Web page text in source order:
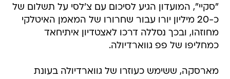
"סקיי", המועדון הגיע לסיכום עם צ'לסי על תשלום של
כ-20 מיליון יורו עבור שחרורו של המאמן האיטלקי
מחוזהו, ובכך נסללה דרכו לאצטדיון איתיחאד
כמחליפו של פפ גווארדיולה.
מארסקה, ששימש כעוזרו של גווארדיולה בעונת